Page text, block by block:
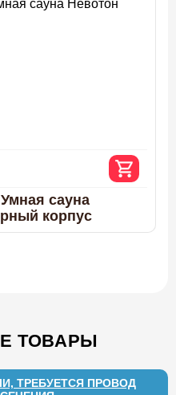
сауна
корпус
ТОВАРЫ
ТРЕБУЕТСЯ ПРОВОД